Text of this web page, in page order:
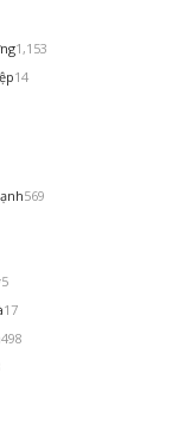
1,153
14
569
5
17
498